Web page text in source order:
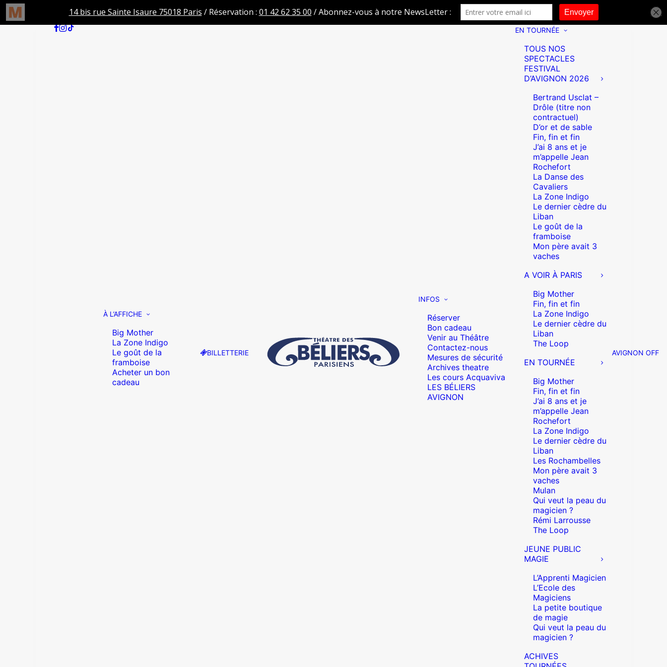
À L’AFFICHE
Big Mother
La Zone Indigo
Le goût de la
framboise
Acheter un bon
cadeau
BILLETTERIE
INFOS
Réserver
Bon cadeau
Venir au Théâtre
Contactez-nous
Mesures de sécurité
Archives theatre
Les cours Acquaviva
LES BÉLIERS
AVIGNON
EN TOURNÉE
TOUS NOS
SPECTACLES
FESTIVAL
D’AVIGNON 2026
Bertrand Usclat –
Drôle (titre non
contractuel)
D’or et de sable
Fin, fin et fin
J’ai 8 ans et je
m’appelle Jean
Rochefort
La Danse des
Cavaliers
La Zone Indigo
Le dernier cèdre du
Liban
Le goût de la
framboise
Mon père avait 3
vaches
A VOIR À PARIS
Big Mother
Fin, fin et fin
La Zone Indigo
Le dernier cèdre du
Liban
The Loop
EN TOURNÉE
Big Mother
Fin, fin et fin
J’ai 8 ans et je
m’appelle Jean
Rochefort
La Zone Indigo
Le dernier cèdre du
Liban
Les Rochambelles
Mon père avait 3
vaches
Mulan
Qui veut la peau du
magicien ?
Rémi Larrousse
The Loop
JEUNE PUBLIC
MAGIE
L’Apprenti Magicien
L’Ecole des
Magiciens
La petite boutique
de magie
Qui veut la peau du
magicien ?
ACHIVES
AVIGNON OFF